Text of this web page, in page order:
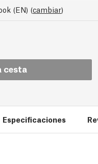
(EN) (cambiar)
cesta
Especificaciones